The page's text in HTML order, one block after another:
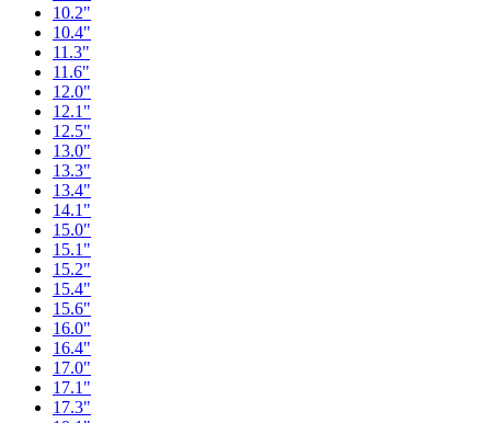
10.2"
10.4"
11.3"
11.6"
12.0"
12.1"
12.5"
13.0"
13.3"
13.4"
14.1"
15.0"
15.1"
15.2"
15.4"
15.6"
16.0"
16.4"
17.0"
17.1"
17.3"